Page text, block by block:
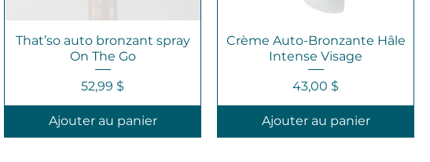
That’so auto bronzant spray
On The Go
Prix
52,99 $
Ajouter au panier
Crème Auto-Bronzante Hâle
Intense Visage
Prix
43,00 $
Ajouter au panier